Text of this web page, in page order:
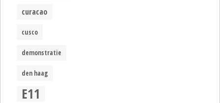
curacao
cusco
demonstratie
den haag
E11